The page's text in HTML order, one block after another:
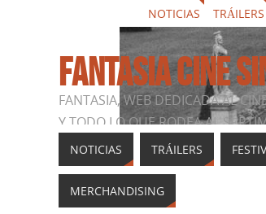
NOTICIAS TRÁILERS
FANTASIA CINE
FANTASIA, WEB DEDICADA AL
Y TODO LO QUE RODEA AL
NOTICIAS TRÁILERS
MERCHANDISING